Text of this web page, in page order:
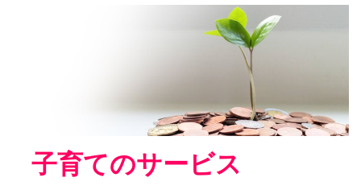
子育てのサービス